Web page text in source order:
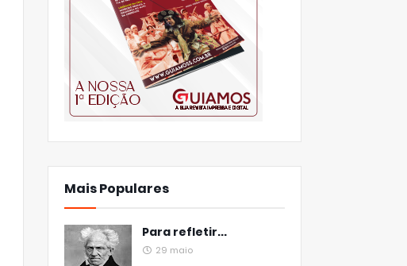
Mais Populares
Para refletir...
29 maio